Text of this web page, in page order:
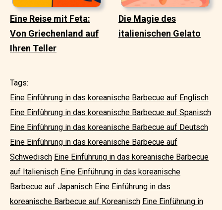
Eine Reise mit Feta:
Von Griechenland auf
Ihren Teller
Die Magie des
italienischen Gelato
Tags:
Eine Einführung in das koreanische Barbecue auf Englisch
Eine Einführung in das koreanische Barbecue auf Spanisch
Eine Einführung in das koreanische Barbecue auf Deutsch
Eine Einführung in das koreanische Barbecue auf
Schwedisch Eine Einführung in das koreanische Barbecue
auf Italienisch Eine Einführung in das koreanische
Barbecue auf Japanisch Eine Einführung in das
koreanische Barbecue auf Koreanisch Eine Einführung in